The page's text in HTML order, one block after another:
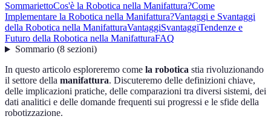
SommariettoCos'è la Robotica nella Manifattura?Come
Implementare la Robotica nella Manifattura?Vantaggi e Svantaggi
della Robotica nella ManifatturaVantaggiSvantaggiTendenze e
Futuro della Robotica nella ManifatturaFAQ
Sommario(8 sezioni)
In questo articolo esploreremo come la robotica stia rivoluzionando
il settore della manifattura. Discuteremo delle definizioni chiave,
delle implicazioni pratiche, delle comparazioni tra diversi sistemi, dei
dati analitici e delle domande frequenti sui progressi e le sfide della
robotizzazione.